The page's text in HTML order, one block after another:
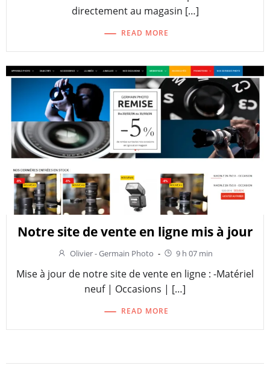
directement au magasin […]
READ MORE
Notre site de vente en ligne mis à jour
Olivier - Germain Photo - 9 h 07 min
Mise à jour de notre site de vente en ligne : -Matériel
neuf | Occasions | […]
READ MORE